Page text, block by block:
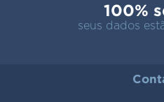
100%
seus dados